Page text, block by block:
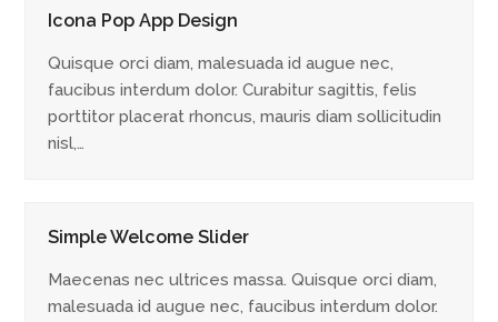
Icona Pop App Design
Quisque orci diam, malesuada id augue nec,
faucibus interdum dolor. Curabitur sagittis, felis
porttitor placerat rhoncus, mauris diam sollicitudin
nisl,…
Simple Welcome Slider
Maecenas nec ultrices massa. Quisque orci diam,
malesuada id augue nec, faucibus interdum dolor.